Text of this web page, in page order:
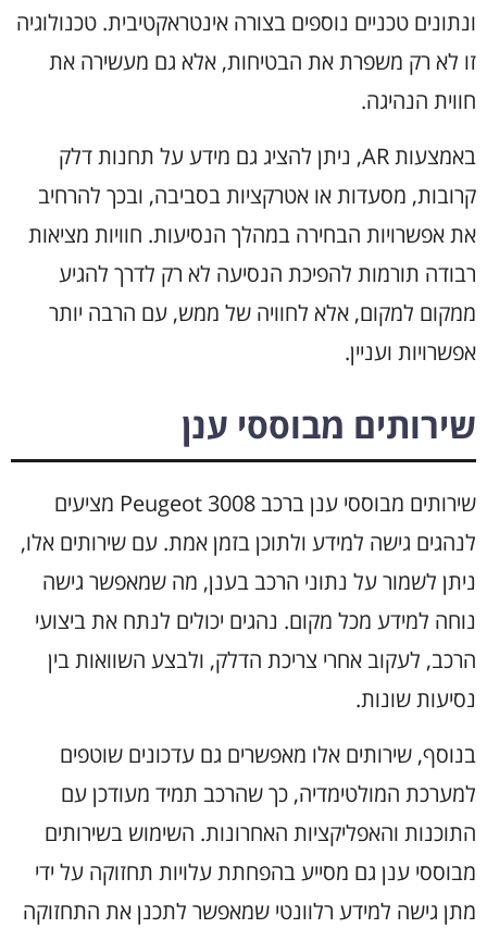
ונתונים טכניים נוספים בצורה אינטראקטיבית. טכנולוגיה
זו לא רק משפרת את הבטיחות, אלא גם מעשירה את
חווית הנהיגה.
באמצעות AR, ניתן להציג גם מידע על תחנות דלק
קרובות, מסעדות או אטרקציות בסביבה, ובכך להרחיב
את אפשרויות הבחירה במהלך הנסיעות. חוויות מציאות
רבודה תורמות להפיכת הנסיעה לא רק לדרך להגיע
ממקום למקום, אלא לחוויה של ממש, עם הרבה יותר
אפשרויות ועניין.
שירותים מבוססי ענן
שירותים מבוססי ענן ברכב Peugeot 3008 מציעים
לנהגים גישה למידע ולתוכן בזמן אמת. עם שירותים אלו,
ניתן לשמור על נתוני הרכב בענן, מה שמאפשר גישה
נוחה למידע מכל מקום. נהגים יכולים לנתח את ביצועי
הרכב, לעקוב אחרי צריכת הדלק, ולבצע השוואות בין
נסיעות שונות.
בנוסף, שירותים אלו מאפשרים גם עדכונים שוטפים
למערכת המולטימדיה, כך שהרכב תמיד מעודכן עם
התוכנות והאפליקציות האחרונות. השימוש בשירותים
מבוססי ענן גם מסייע בהפחתת עלויות תחזוקה על ידי
מתן גישה למידע רלוונטי שמאפשר לתכנן את התחזוקה